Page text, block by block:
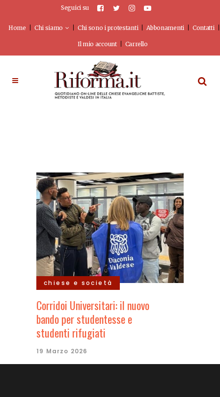
Seguici su
Home Chi siamo Chi sono i protestanti Abbonamenti Contatti
Il mio account Carrello
chiese e società
Corridoi Universitari: il nuovo
bando per studentesse e
studenti rifugiati
19 Marzo 2026